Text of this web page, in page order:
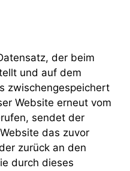
der beim
und auf dem
zwischengespeichert
Website erneut vom
sendet der
das zuvor
zurück an den
durch dieses